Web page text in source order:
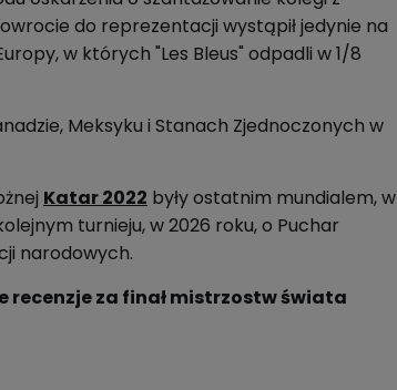
do reprezentacji wystąpił jedynie na
w których "Les Bleus" odpadli w 1/8
Meksyku i Stanach Zjednoczonych w
Katar 2022 byłyostatnim mundialem, w
turnieju, w 2026 roku, o Puchar
narodowych.
recenzje za finał mistrzostw świata